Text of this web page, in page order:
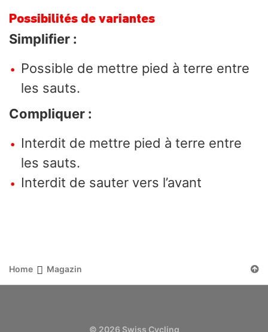
Possibilités de variantes
Simplifier :
Possible de mettre pied à terre entre
les sauts.
Compliquer :
Interdit de mettre pied à terre entre
les sauts.
Interdit de sauter vers l’avant
Home Magazin
© 2026 Swiss Cycling